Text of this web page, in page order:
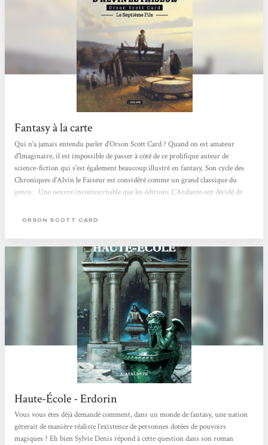
Fantasy à la carte
Qui n'a jamais entendu parler d'Orson Scott Card ? Quand on est amateur
d'Imaginaire, il est impossible de passer à côté de ce prolifique auteur de
science-fiction qui s'est également beaucoup illustré en fantasy. Son cycle des
Chroniques d'Alvin le Faiseur est considéré comme un grand classique du
genre. Une oeuvre incontournable que les éditions L'Atalante ont décidé de
vient juste de reparaître. Un premier tome qui nous plonge dans le quotidien
ORSON SCOTT CARD
Haute-École - Erdorin
Vous vous êtes déjà demandé comment, dans un monde de fantasy, une nation
gèrerait de manière réaliste l’existence de personnes dotées de pouvoirs
magiques ? Eh bien Sylvie Denis répond à cette question dans son roman